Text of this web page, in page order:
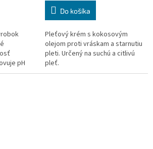
pH
použití
Do košíka
Pleťový krém s kokosovým
olejom proti vráskam a starnutiu
pleti. Určený na suchú a citlivú
pleť.